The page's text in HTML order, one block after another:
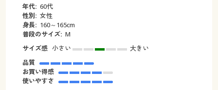
年代: 60代
性別: 女性
身長: 160～165cm
普段のサイズ: M
サイズ感 小さい
大きい
品質
お買い得感
使いやすさ